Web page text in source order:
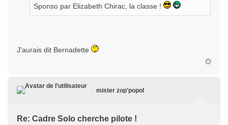
Sponso par Elizabeth Chirac, la classe !
J'aurais dit Bernadette
mister zop'popol
Re: Cadre Solo cherche pilote !